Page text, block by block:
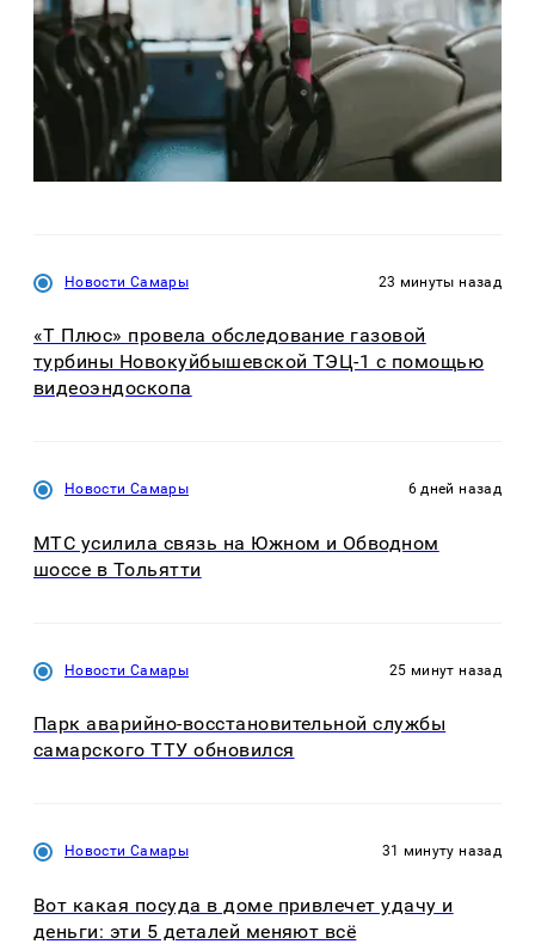
Новости Самары 23 минуты назад
«Т Плюс» провела обследование газовой
турбины Новокуйбышевской ТЭЦ-1 с помощью
видеоэндоскопа
Новости Самары 6 дней назад
МТС усилила связь на Южном и Обводном
шоссе в Тольятти
Новости Самары 25 минут назад
Парк аварийно-восстановительной службы
самарского ТТУ обновился
Новости Самары 31 минуту назад
Вот какая посуда в доме привлечет удачу и
деньги: эти 5 деталей меняют всё